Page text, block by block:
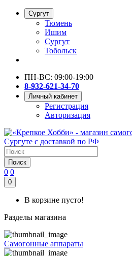
Сургут
Тюмень
Ишим
Сургут
Тобольск
ПН-ВС: 09:00-19:00
8-932-621-34-70
Личный кабинет
Регистрация
Авторизация
Поиск
0 0
0
В корзине пусто!
Разделы магазина
Самогонные аппараты